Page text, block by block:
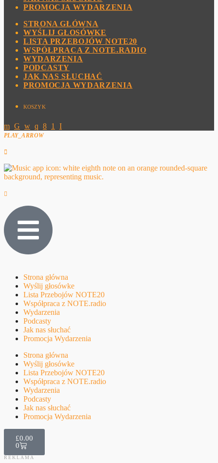
PROMOCJA WYDARZENIA
STRONA GŁÓWNA
WYŚLIJ GŁOSÓWKE
LISTA PRZEBOJÓW NOTE20
WSPÓŁPRACA Z NOTE.RADIO
WYDARZENIA
PODCASTY
JAK NAS SŁUCHAĆ
PROMOCJA WYDARZENIA
KOSZYK
PLAY_ARROW
Strona główna
Wyślij głosówke
Lista Przebojów NOTE20
Współpraca z NOTE.radio
Wydarzenia
Podcasty
Jak nas słuchać
Promocja Wydarzenia
Strona główna
Wyślij głosówke
Lista Przebojów NOTE20
Współpraca z NOTE.radio
Wydarzenia
Podcasty
Jak nas słuchać
Promocja Wydarzenia
£0.00
0